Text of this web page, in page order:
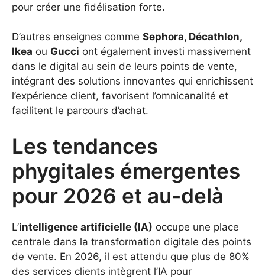
pour créer une fidélisation forte.
D’autres enseignes comme Sephora, Décathlon,
Ikea ou Gucci ont également investi massivement
dans le digital au sein de leurs points de vente,
intégrant des solutions innovantes qui enrichissent
l’expérience client, favorisent l’omnicanalité et
facilitent le parcours d’achat.
Les tendances
phygitales émergentes
pour 2026 et au-delà
L’intelligence artificielle (IA) occupe une place
centrale dans la transformation digitale des points
de vente. En 2026, il est attendu que plus de 80%
des services clients intègrent l’IA pour